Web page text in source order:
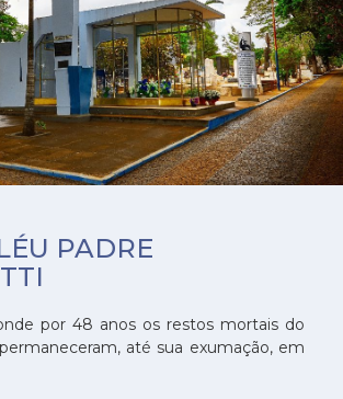
PADRE
por 48 anos os restos mortais do
até sua exumação, em